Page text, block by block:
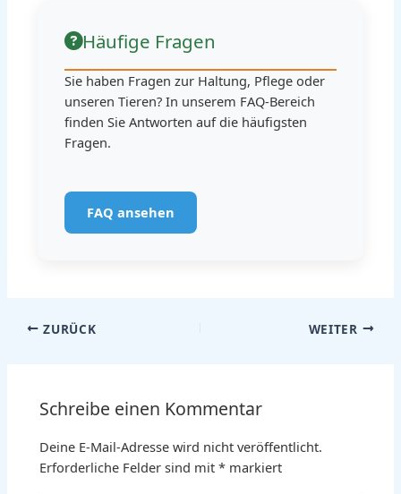
Häufige Fragen
Sie haben Fragen zur Haltung, Pflege oder
unseren Tieren? In unserem FAQ-Bereich
finden Sie Antworten auf die häufigsten
Fragen.
FAQ ansehen
ZURÜCK WEITER
Schreibe einen Kommentar
Deine E-Mail-Adresse wird nicht veröffentlicht.
Erforderliche Felder sind mit* markiert